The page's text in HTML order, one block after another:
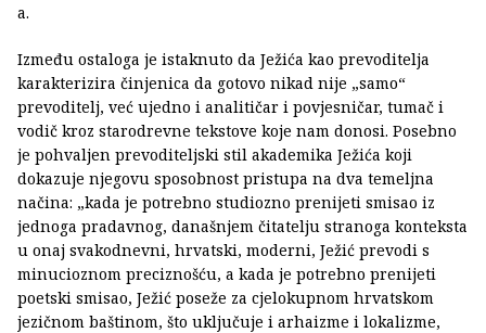
a.
Između ostaloga je istaknuto da Ježića kao prevoditelja
karakterizira činjenica da gotovo nikad nije „samo“
prevoditelj, već ujedno i analitičar i povjesničar, tumač i
vodič kroz starodrevne tekstove koje nam donosi. Posebno
je pohvaljen prevoditeljski stil akademika Ježića koji
dokazuje njegovu sposobnost pristupa na dva temeljna
načina: „kada je potrebno studiozno prenijeti smisao iz
jednoga pradavnog, današnjem čitatelju stranoga konteksta
u onaj svakodnevni, hrvatski, moderni, Ježić prevodi s
minucioznom preciznošću, a kada je potrebno prenijeti
poetski smisao, Ježić poseže za cjelokupnom hrvatskom
jezičnom baštinom, što uključuje i arhaizme i lokalizme,